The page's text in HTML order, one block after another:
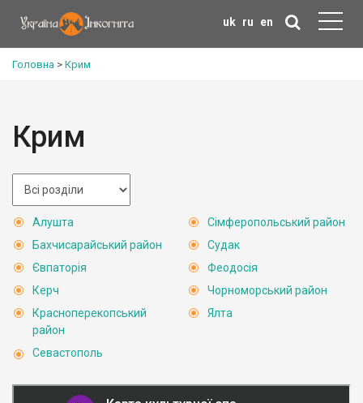
uk ru en
Головна > Крим
Крим
Алушта
Бахчисарайський район
Євпаторія
Керч
Красноперекопський
район
Севастополь
Сімферопольський район
Судак
Феодосія
Чорноморський район
Ялта